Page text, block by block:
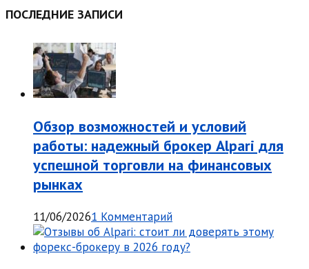
ПОСЛЕДНИЕ ЗАПИСИ
Обзор возможностей и условий
работы: надежный брокер Alpari для
успешной торговли на финансовых
рынках
11/06/20261 Комментарий